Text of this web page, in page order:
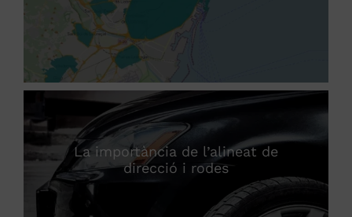
La importància de l’alineat de
direcció i rodes